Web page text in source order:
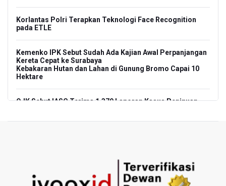
Korlantas Polri Terapkan Teknologi Face Recognition
pada ETLE
Kemenko IPK Sebut Sudah Ada Kajian Awal Perpanjangan
Kereta Cepat ke Surabaya
Kebakaran Hutan dan Lahan di Gunung Bromo Capai 10
Hektare
OJK Sebut IASC Terima 1.379 Laporan Kasus Penipuan
BKSDA Riau Sebut Seekor Gajah Binaan PLG Minas Mati
Akibat Komplikasi Infeksi